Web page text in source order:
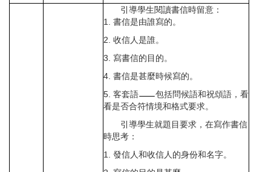
引導學生閱讀書信時留意：
1. 書信是由誰寫的。
2. 收信人是誰。
3. 寫書信的目的。
4. 書信是甚麼時候寫的。
5. 客套語
包括問候語和祝頌語，看
看是否合符情境和格式要求。
引導學生就題目要求，在寫作書信
時思考：
1. 發信人和收信人的身份和名字。